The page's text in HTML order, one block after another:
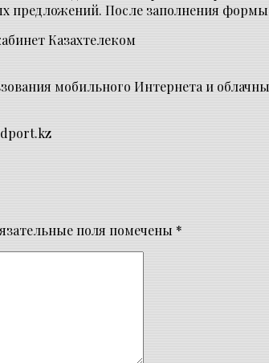
предложений. После заполнения
мобильного Интернета и
поля помечены *